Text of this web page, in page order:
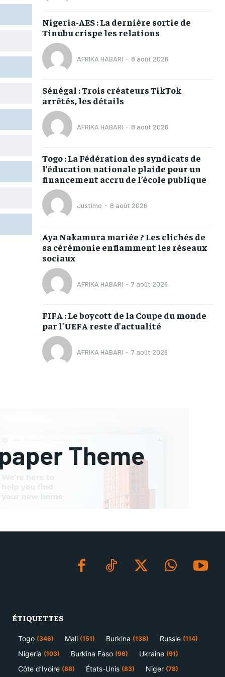
LOMEBOUGEINFO
NOUVELLE D’AFRIQUE
LEDEFENSEURINFO
ACTU LOMÉ
1-MONTH
/ month
to this tier, you are billed
after the first one until you
of the monthly subscription.
1-MONTH
/ month
to this tier, you are billed
after the first one until you
of the monthly subscription.
LOMEBOUGEINFO
NOUVELLE D’AFRIQUE
LEDEFENSEURINFO
ACTU LOMÉ
LOMEBOUGEINFO
NOUVELLE D’AFRIQUE
LEDEFENSEURINFO
ACTU LOMÉ
LOMEBOUGEINFO
NOUVELLE D’AFRIQUE
LEDEFENSEURINFO
ACTU LOMÉ
Nigeria-AES : La dernière sortie de
Tinubu crispe les relations
AFRIKA HABARI - 8 août 2026
Sénégal : Trois créateurs TikTok
arrêtés, les détails
AFRIKA HABARI - 8 août 2026
Togo : La Fédération des syndicats de
l’éducation nationale plaide pour un
financement accru de l’école publique
Justimo - 8 août 2026
Aya Nakamura mariée ? Les clichés de
sa cérémonie enflamment les réseaux
sociaux
AFRIKA HABARI - 7 août 2026
FIFA : Le boycott de la Coupe du monde
par l’UEFA reste d’actualité
AFRIKA HABARI - 7 août 2026
ÉTIQUETTES
Togo (346) Mali (151) Burkina (138) Russie (114)
Nigeria (103) Burkina Faso (96) Ukraine (91)
Côte d’Ivoire (88) États-Unis (83) Niger (78)